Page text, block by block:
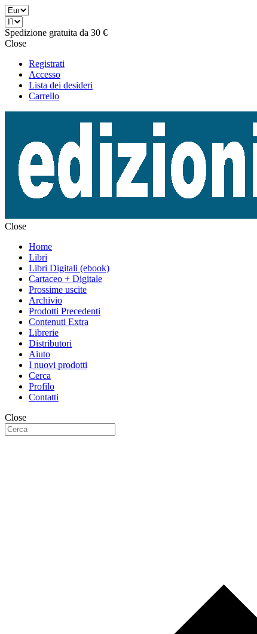
Spedizione gratuita da 30 €
Close
Registrati
Accesso
Lista dei desideri
Carrello
Close
Home
Libri
Libri Digitali (ebook)
Cartaceo + Digitale
Prossime uscite
Archivio
Prodotti Precedenti
Contenuti Extra
Librerie
Distributori
Aiuto
I nuovi prodotti
Cerca
Profilo
Contatti
Close